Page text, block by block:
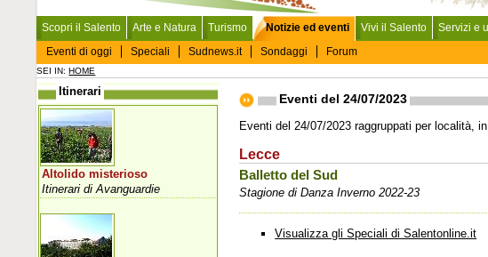
Scopri il Salento Arte e Natura Turismo
Notizie ed eventi
Eventi di oggi
Speciali Sudnews.it Sondaggi Forum
Vivi il Salento Servizi e
SEI IN:HOME
Eventi del 24/07/2023
Eventi del 24/07/2023 raggruppati per località,
Lecce
Balletto del Sud
Stagione di Danza Inverno 2022-23
Visualizza gli Speciali di Salentonline.it
Itinerari
Altolido misterioso
Itinerari di Avanguardie